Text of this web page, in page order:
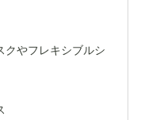
クやフレキシブルシ